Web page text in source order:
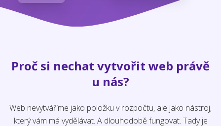
Proč si nechat vytvořit web právě
u nás?
Web nevytváříme jako položku v rozpočtu, ale jako nástroj,
který vám má vydělávat. A dlouhodobě fungovat. Tady je